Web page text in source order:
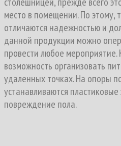
место в помещении. По этому,
отличаются надежностью и
данной продукции можно
провести любое мероприятие.
возможность организовать
удаленных точках. На опоры
устанавливаются
повреждение пола.